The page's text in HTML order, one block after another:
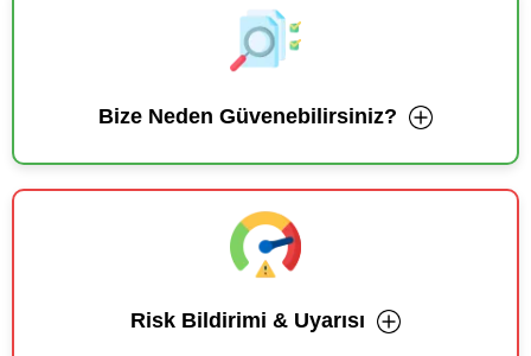
Bize Neden Güvenebilirsiniz?
Risk Bildirimi & Uyarısı